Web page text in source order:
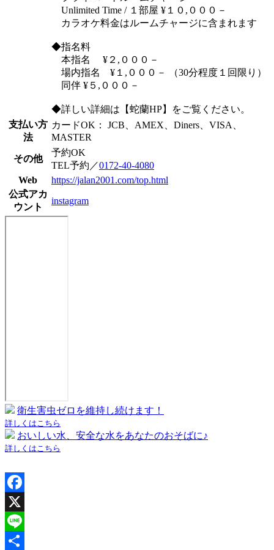
Unlimited Time / １部屋 ¥１０,０００－
カラオケ料金はルームチャージに含まれます
◆指名料
本指名 ¥２,０００－
場内指名 ¥１,０００－ （30分程度１回限り）
同伴 ¥５,０００－
◆詳しい詳細は【蛇蘭HP】をご覧ください。
支払い方
法
カードOK： JCB、AMEX、Diners、VISA、
MASTER
その他
予約OK
TEL予約／0172-40-4080
Web
https://jalan2001.com/top.html
公式アカ
ウント
instagram
衛生害虫ゼロを維持し続けます！
詳しくはこちら
おいしい水、安全な水をあなたのおそばに♪
詳しくはこちら